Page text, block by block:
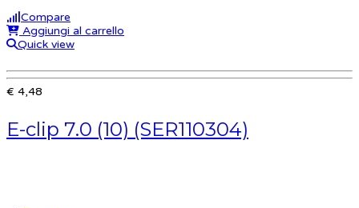
Compare
Aggiungi al carrello
Quick view
€ 4,48
E-clip 7.0 (10) (SER110304)